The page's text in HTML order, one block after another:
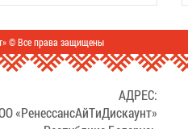
© Все права защищены
АДРЕС:
«РенессансАйТиДискаунт»